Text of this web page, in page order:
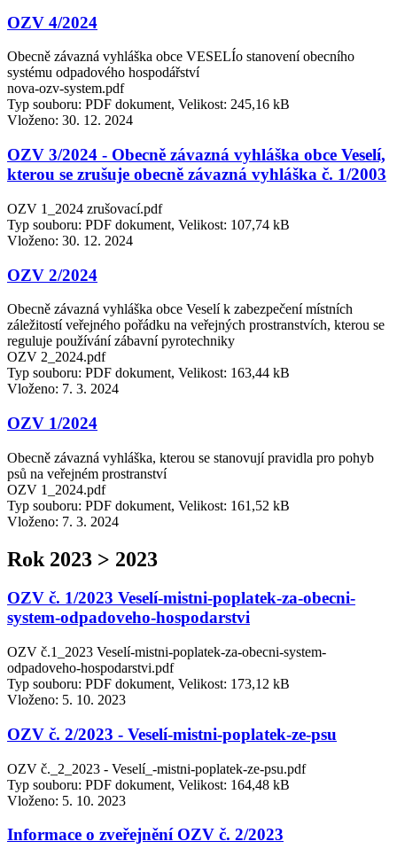
OZV 4/2024
Obecně závazná vyhláška obce VESELÍo stanovení obecního
systému odpadového hospodářství
nova-ozv-system.pdf
Typ souboru: PDF dokument, Velikost: 245,16 kB
Vloženo: 30. 12. 2024
OZV 3/2024 - Obecně závazná vyhláška obce Veselí,
kterou se zrušuje obecně závazná vyhláška č. 1/2003
OZV 1_2024 zrušovací.pdf
Typ souboru: PDF dokument, Velikost: 107,74 kB
Vloženo: 30. 12. 2024
OZV 2/2024
Obecně závazná vyhláška obce Veselí k zabezpečení místních
záležitostí veřejného pořádku na veřejných prostranstvích, kterou se
reguluje používání zábavní pyrotechniky
OZV 2_2024.pdf
Typ souboru: PDF dokument, Velikost: 163,44 kB
Vloženo: 7. 3. 2024
OZV 1/2024
Obecně závazná vyhláška, kterou se stanovují pravidla pro pohyb
psů na veřejném prostranství
OZV 1_2024.pdf
Typ souboru: PDF dokument, Velikost: 161,52 kB
Vloženo: 7. 3. 2024
Rok 2023 > 2023
OZV č. 1/2023 Veselí-mistni-poplatek-za-obecni-
system-odpadoveho-hospodarstvi
OZV č.1_2023 Veselí-mistni-poplatek-za-obecni-system-
odpadoveho-hospodarstvi.pdf
Typ souboru: PDF dokument, Velikost: 173,12 kB
Vloženo: 5. 10. 2023
OZV č. 2/2023 - Veselí-mistni-poplatek-ze-psu
OZV č._2_2023 - Veselí_-mistni-poplatek-ze-psu.pdf
Typ souboru: PDF dokument, Velikost: 164,48 kB
Vloženo: 5. 10. 2023
Informace o zveřejnění OZV č. 2/2023